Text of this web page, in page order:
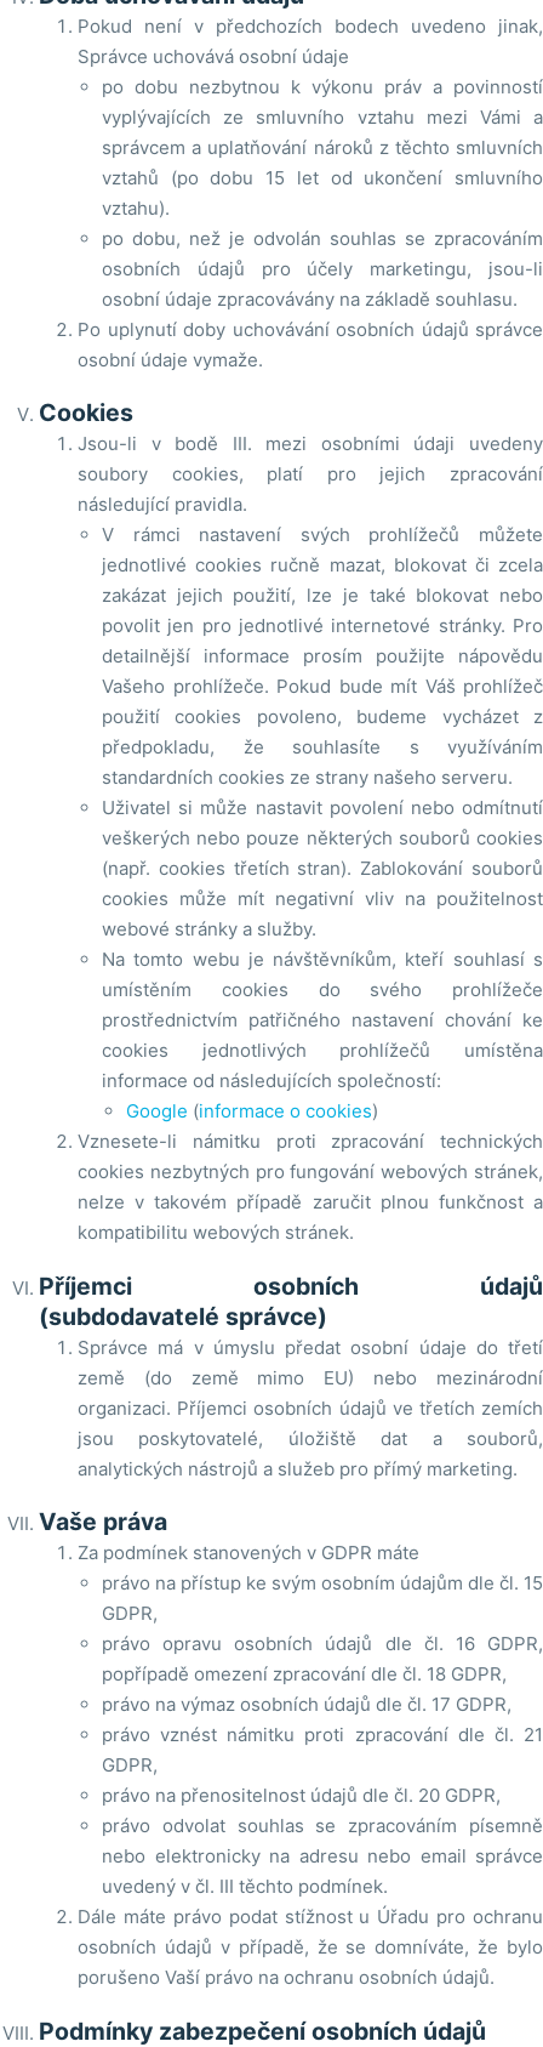
Pokud není v předchozích bodech uvedeno jinak,
Správce uchovává osobní údaje
po dobu nezbytnou k výkonu práv a povinností
vyplývajících ze smluvního vztahu mezi Vámi a
správcem a uplatňování nároků z těchto smluvních
vztahů (po dobu 15 let od ukončení smluvního
vztahu).
po dobu, než je odvolán souhlas se zpracováním
osobních údajů pro účely marketingu, jsou-li
osobní údaje zpracovávány na základě souhlasu.
Po uplynutí doby uchovávání osobních údajů správce
osobní údaje vymaže.
Cookies
Jsou-li v bodě III. mezi osobními údaji uvedeny
soubory cookies, platí pro jejich zpracování
následující pravidla.
V rámci nastavení svých prohlížečů můžete
jednotlivé cookies ručně mazat, blokovat či zcela
zakázat jejich použití, lze je také blokovat nebo
povolit jen pro jednotlivé internetové stránky. Pro
detailnější informace prosím použijte nápovědu
Vašeho prohlížeče. Pokud bude mít Váš prohlížeč
použití cookies povoleno, budeme vycházet z
předpokladu, že souhlasíte s využíváním
standardních cookies ze strany našeho serveru.
Uživatel si může nastavit povolení nebo odmítnutí
veškerých nebo pouze některých souborů cookies
(např. cookies třetích stran). Zablokování souborů
cookies může mít negativní vliv na použitelnost
webové stránky a služby.
Na tomto webu je návštěvníkům, kteří souhlasí s
umístěním cookies do svého prohlížeče
prostřednictvím patřičného nastavení chování ke
cookies jednotlivých prohlížečů umístěna
informace od následujících společností:
Google (informace o cookies)
Vznesete-li námitku proti zpracování technických
cookies nezbytných pro fungování webových stránek,
nelze v takovém případě zaručit plnou funkčnost a
kompatibilitu webových stránek.
Příjemci osobních údajů
(subdodavatelé správce)
Správce má v úmyslu předat osobní údaje do třetí
země (do země mimo EU) nebo mezinárodní
organizaci. Příjemci osobních údajů ve třetích zemích
jsou poskytovatelé, úložiště dat a souborů,
analytických nástrojů a služeb pro přímý marketing.
Vaše práva
Za podmínek stanovených v GDPR máte
právo na přístup ke svým osobním údajům dle čl. 15
GDPR,
právo opravu osobních údajů dle čl. 16 GDPR,
popřípadě omezení zpracování dle čl. 18 GDPR,
právo na výmaz osobních údajů dle čl. 17 GDPR,
právo vznést námitku proti zpracování dle čl. 21
GDPR,
právo na přenositelnost údajů dle čl. 20 GDPR,
právo odvolat souhlas se zpracováním písemně
nebo elektronicky na adresu nebo email správce
uvedený v čl. III těchto podmínek.
Dále máte právo podat stížnost u Úřadu pro ochranu
osobních údajů v případě, že se domníváte, že bylo
porušeno Vaší právo na ochranu osobních údajů.
Podmínky zabezpečení osobních údajů